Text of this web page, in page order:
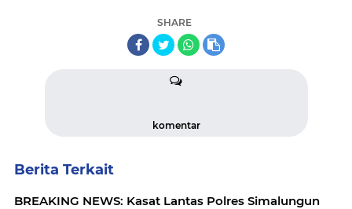
SHARE
komentar
Berita Terkait
BREAKING NEWS: Kasat Lantas Polres Simalungun